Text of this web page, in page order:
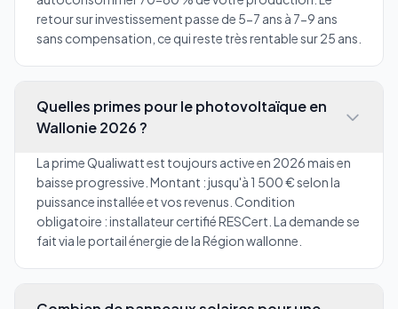
retour sur investissement passe de 5-7 ans à 7-9 ans
sans compensation, ce qui reste très rentable sur 25 ans.
Quelles primes pour le photovoltaïque en
Wallonie 2026 ?
La prime Qualiwatt est toujours active en 2026 mais en
baisse progressive. Montant : jusqu'à 1 500 € selon la
puissance installée et vos revenus. Condition
obligatoire : installateur certifié RESCert. La demande se
fait via le portail énergie de la Région wallonne.